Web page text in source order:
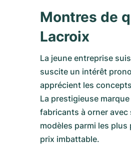
Montres de
Lacroix
La jeune entreprise
suscite un intérêt
apprécient les
La prestigieuse
fabricants à orner avec
modèles parmi les
prix imbattable.